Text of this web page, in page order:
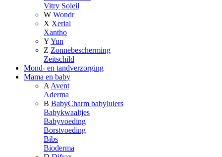
Vitry Soleil
W Wondr
X Xerial
Xantho
YYun
Z Zonnebescherming
Zeitschild
Mond- en tandverzorging
Mama en baby
A Avent
Aderma
B BabyCharm babyluiers
Babykwaaltjes
Babyvoeding
Borstvoeding
Bibs
Bioderma